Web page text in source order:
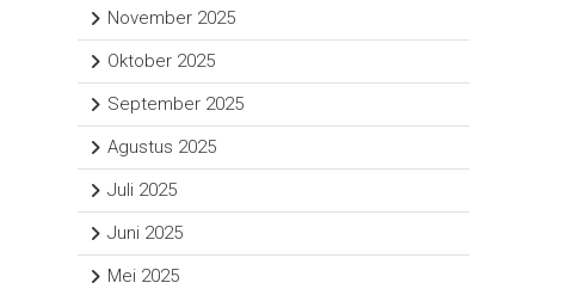
November 2025
Oktober 2025
September 2025
Agustus 2025
Juli 2025
Juni 2025
Mei 2025